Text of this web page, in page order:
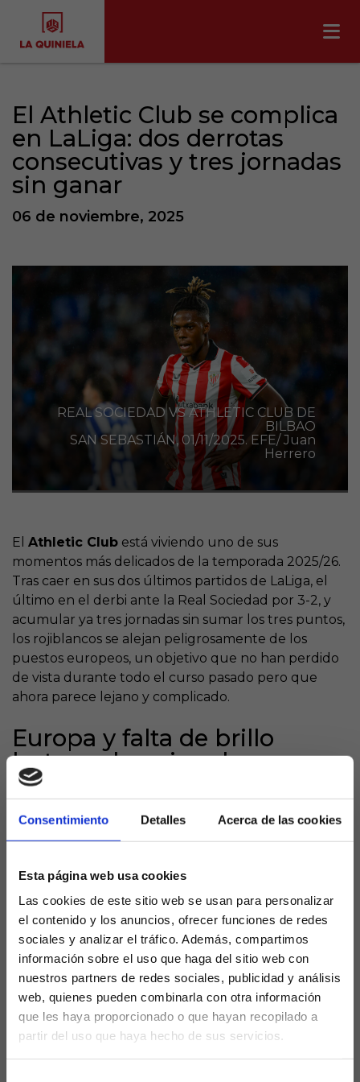
Consentimiento Detalles Acerca de las cookies
Esta página web usa cookies
Las cookies de este sitio web se usan para personalizar
el contenido y los anuncios, ofrecer funciones de redes
sociales y analizar el tráfico. Además, compartimos
información sobre el uso que haga del sitio web con
nuestros partners de redes sociales, publicidad y análisis
web, quienes pueden combinarla con otra información
que les haya proporcionado o que hayan recopilado a
partir del uso que haya hecho de sus servicios.
El Athletic Club se complica
en LaLiga: dos derrotas
consecutivas y tres jornadas
sin ganar
06 de noviembre, 2025
REAL SOCIEDAD VS ATHLETIC CLUB DE
BILBAO
SAN SEBASTIÁN, 01/11/2025. EFE/ Juan
Herrero
El Athletic Club está viviendo uno de sus
momentos más delicados de la temporada 2025/26.
Tras caer en sus dos últimos partidos de LaLiga, el
último en el derbi ante la Real Sociedad por 3-2, y
acumular ya tres jornadas sin sumar los tres puntos,
los rojiblancos se alejan peligrosamente de los
puestos europeos, un objetivo que no han perdido
de vista durante todo el curso pasado pero que
ahora parece lejano y complicado.
Europa y falta de brillo
lastran al equipo de
Valverde
El equipo dirigido porErnesto Valverdeacusa el
desgaste que supone el doble compromiso
rendimiento doméstico. La falta de frescura y
contundencia es evidente, y su referente
ofensivo,Nico Williams, atraviesa un bache de
juego lejos de su mejor versión, lo que complica
todavía más la capacidad del Athletic para
desequilibrar partidos.
Próximo desafío: victoria
obligada ante el Real Oviedo
en San Mamés